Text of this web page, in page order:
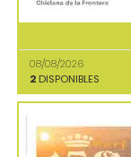
08/08/2026
2 DISPONIBLES